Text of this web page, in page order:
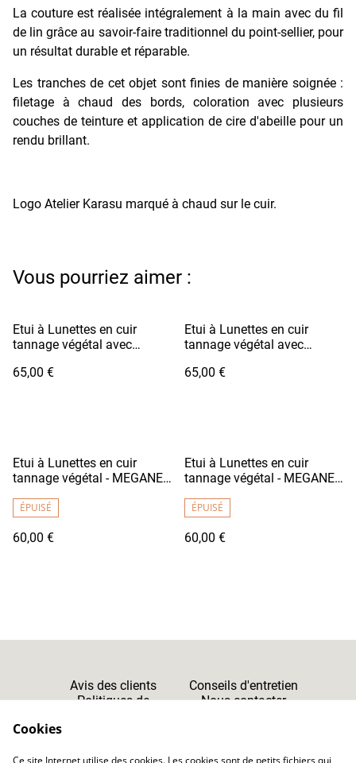
La couture est réalisée intégralement à la main avec du fil
de lin grâce au savoir-faire traditionnel du point-sellier, pour
un résultat durable et réparable.
Les tranches de cet objet sont finies de manière soignée :
filetage à chaud des bords, coloration avec plusieurs
couches de teinture et application de cire d'abeille pour un
rendu brillant.
Logo Atelier Karasu marqué à chaud sur le cuir.
Vous pourriez aimer :
Etui à Lunettes en cuir
tannage végétal avec
Soleil
65,00 €
Etui à Lunettes en cuir
tannage végétal avec
Camel
65,00 €
Etui à Lunettes en cuir
tannage végétal - MEGANE
ÉPUISÉ
60,00 €
Etui à Lunettes en cuir
tannage végétal - MEGANE
ÉPUISÉ
60,00 €
Avis des clients
Conseils d'entretien
Politiques de
Nous contacter
Cookies
Ce site Internet utilise des cookies. Les cookies sont de petits fichiers qui